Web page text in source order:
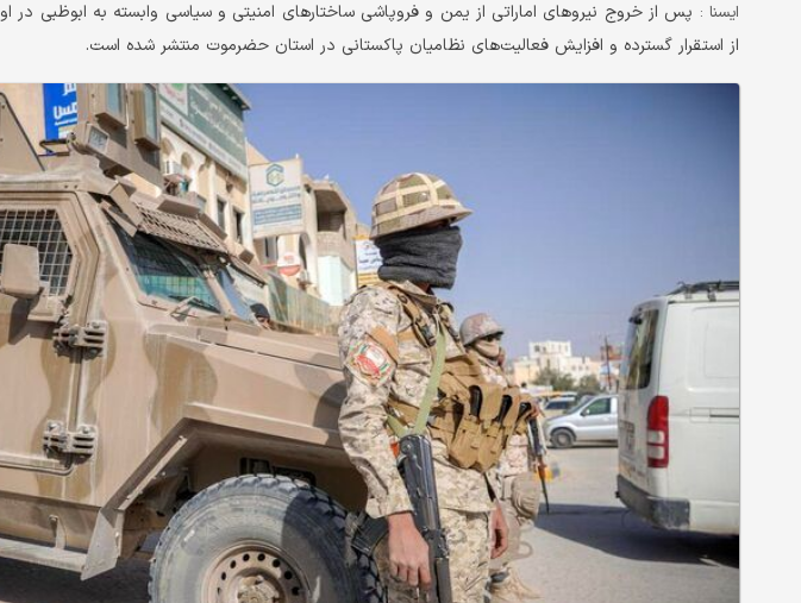
ايسنا :
از استقرار گسترده و افزایش فعالیت‌های نظامیان پاکستانی در استان حضرموت منتشر شده است.